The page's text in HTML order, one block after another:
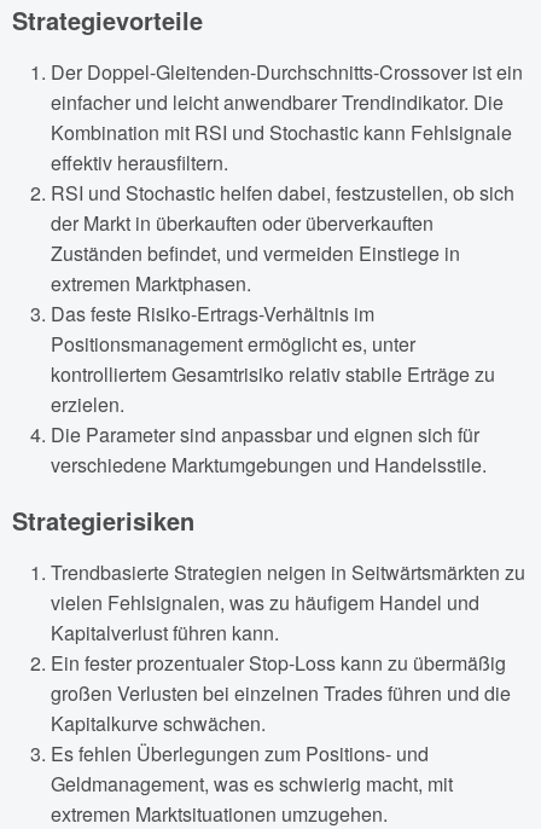
Strategievorteile
Der Doppel-Gleitenden-Durchschnitts-Crossover ist ein
einfacher und leicht anwendbarer Trendindikator. Die
Kombination mit RSI und Stochastic kann Fehlsignale
effektiv herausfiltern.
RSI und Stochastic helfen dabei, festzustellen, ob sich
der Markt in überkauften oder überverkauften
Zuständen befindet, und vermeiden Einstiege in
extremen Marktphasen.
Das feste Risiko-Ertrags-Verhältnis im
Positionsmanagement ermöglicht es, unter
kontrolliertem Gesamtrisiko relativ stabile Erträge zu
erzielen.
Die Parameter sind anpassbar und eignen sich für
verschiedene Marktumgebungen und Handelsstile.
Strategierisiken
Trendbasierte Strategien neigen in Seitwärtsmärkten zu
vielen Fehlsignalen, was zu häufigem Handel und
Kapitalverlust führen kann.
Ein fester prozentualer Stop-Loss kann zu übermäßig
großen Verlusten bei einzelnen Trades führen und die
Kapitalkurve schwächen.
Es fehlen Überlegungen zum Positions- und
Geldmanagement, was es schwierig macht, mit
extremen Marktsituationen umzugehen.